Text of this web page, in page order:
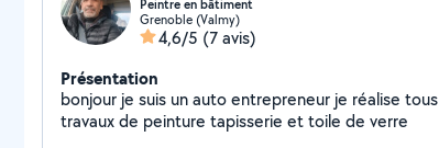
Peintre en bâtiment
Grenoble (Valmy)
4,6/5 (7 avis)
Présentation
bonjour je suis un auto entrepreneur je réalise tous
travaux de peinture tapisserie et toile de verre